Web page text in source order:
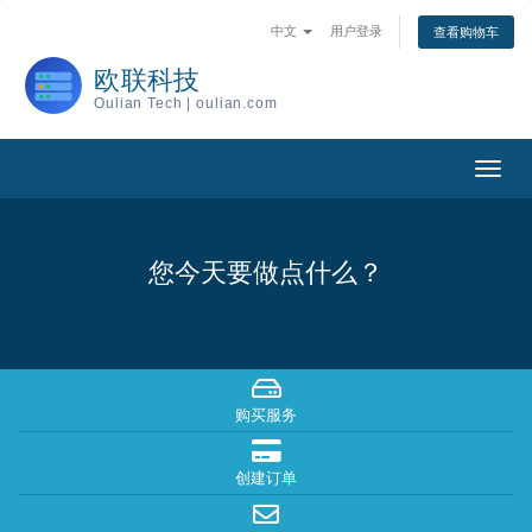
中文 用户登录 查看购物车
欧联科技
Oulian Tech | oulian.com
您今天要做点什么？
购买服务
创建订单